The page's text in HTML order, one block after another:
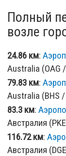
Полный
возле
24.86 км:
Australia (OAG
79.83 км:
Australia (BHS /
83.3 км:
Австралия
116.72 км:
Австралия